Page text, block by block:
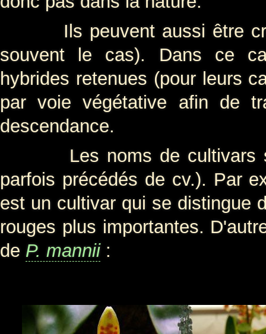
Ils peuvent aussi être
souvent le cas). Dans ce
hybrides retenues (pour leurs
par voie végétative afin de
descendance.
Les noms de cultivars se
parfois précédés de cv.). Par
est un cultivar qui se distingue
rouges plus importantes.
de P. mannii :